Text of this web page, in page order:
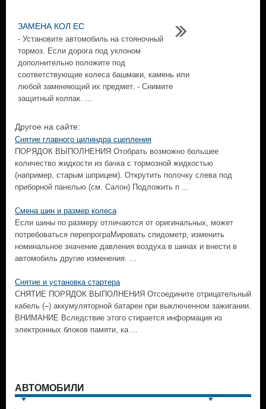
ЗАМЕНА КОЛ ЕС
- Установите автомобиль на стояночный
тормоз. Если дорога под уклоном
дополнительно положите под
соответствующие колеса башмаки, камень или
любой заменяющий их предмет. - Снимите
защитный колпак. ...
Другое на сайте:
Снятие главного цилиндра сцепления
ПОРЯДОК ВЫПОЛНЕНИЯ Отобрать возможно большее
количество жидкости из бачка с тормозной жидкостью
(например, старым шприцем). Открутить полочку слева под
приборной панелью (см. Салон) Подложить п ...
Смена шин и размер колеса
Если шины по размеру отличаются от оригинальных, может
потребоваться перепрограМировать спидометр, изменить
номинальное значение давления воздуха в шинах и внести в
автомобиль другие изменения. ...
Снятие и установка стартера
СНЯТИЕ ПОРЯДОК ВЫПОЛНЕНИЯ Отсоедините отрицательный
кабель (–) аккумуляторной батареи при выключенном зажигании.
ВНИМАНИЕ Вследствие этого стирается информация из
электронных блоков памяти, ка ...
АВТОМОБИЛИ